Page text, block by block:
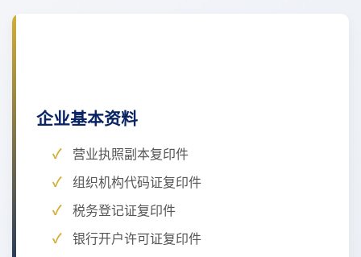
企业基本资料
营业执照副本复印件
组织机构代码证复印件
税务登记证复印件
银行开户许可证复印件